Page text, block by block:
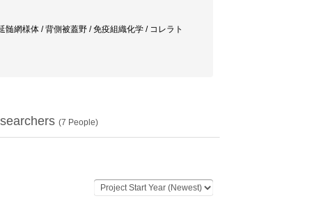
網様体 / 背側被蓋野 / 免疫組織化学 / コレラト
(7 People)